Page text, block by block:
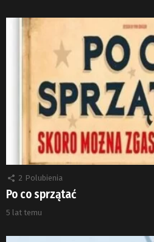
2 Polubienia
Po co sprzątać
5 lat temu